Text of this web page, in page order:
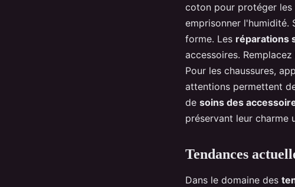
coton pour protéger les
emprisonner l'humidité.
forme. Les réparations
accessoires.
Pour les chaussures,
attentions permettent
de soins des
préservant leur charme
Tendances
Dans le domaine des